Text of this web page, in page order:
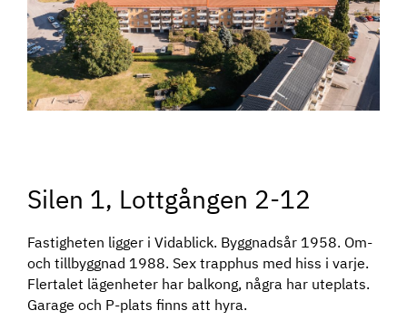
Silen 1, Lottgången 2-12
Fastigheten ligger i Vidablick. Byggnadsår 1958. Om-
och tillbyggnad 1988. Sex trapphus med hiss i varje.
Flertalet lägenheter har balkong, några har uteplats.
Garage och P-plats finns att hyra.